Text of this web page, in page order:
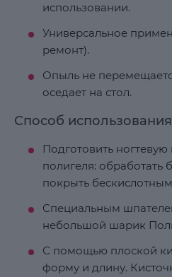
использовании.
Универсальное
ремонт).
Опыль не
оседает на стол.
Способ использования
Подготовить
полигеля: обработать
покрыть
Специальным
небольшой шарик
С помощью плоской
форму и длину.